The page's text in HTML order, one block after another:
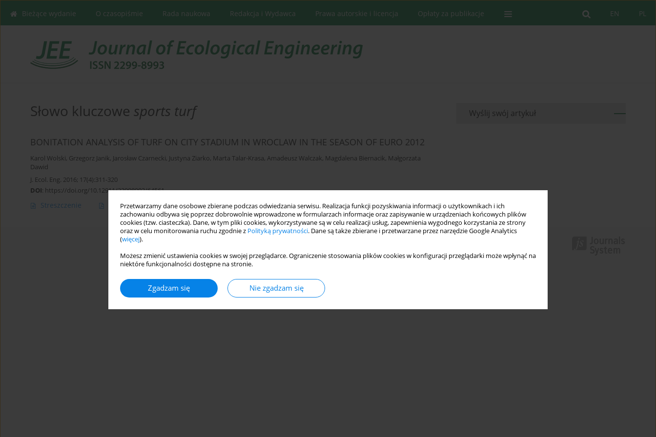
Przetwarzamy dane osobowe zbierane podczas odwiedzania serwisu. Realizacja funkcji pozyskiwania informacji o użytkownikach i ich
zachowaniu odbywa się poprzez dobrowolnie wprowadzone w formularzach informacje oraz zapisywanie w urządzeniach końcowych plików
cookies (tzw. ciasteczka). Dane, w tym pliki cookies, wykorzystywane są w celu realizacji usług, zapewnienia wygodnego korzystania ze strony
oraz w celu monitorowania ruchu zgodnie z Polityką prywatności. Dane są także zbierane i przetwarzane przez narzędzie Google Analytics
(więcej).
Możesz zmienić ustawienia cookies w swojej przeglądarce. Ograniczenie stosowania plików cookies w konfiguracji przeglądarki może wpłynąć na
niektóre funkcjonalności dostępne na stronie.
Zgadzam się Nie zgadzam się
PL
EN
Bieżące wydanie O czasopiśmie Rada naukowa Redakcja i Wydawca Prawa autorskie i licencja Opłaty za publikacje
Słowo kluczowe sports turf
BONITATION ANALYSIS OF TURF ON CITY STADIUM IN WROCLAW IN THE SEASON OF EURO 2012
Karol Wolski, Grzegorz Janik, Jarosław Czarnecki, Justyna Ziarko, Marta Talar-Krasa, Amadeusz Walczak, Magdalena Biernacik, Małgorzata
Dawid
J. Ecol. Eng. 2016; 17(4):311-320
DOI: https://doi.org/10.12911/22998993/64561
Streszczenie Artykuł(PDF) Statystyki
Wyślij swój artykuł